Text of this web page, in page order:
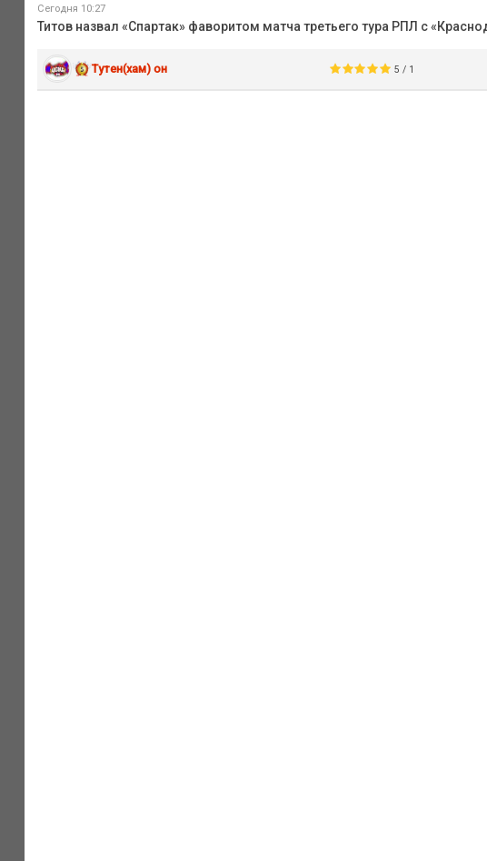
Сегодня 10:27
Титов назвал «Спартак» фаворитом матча третьего тура РПЛ с
Тутен(хам) он 5 / 1